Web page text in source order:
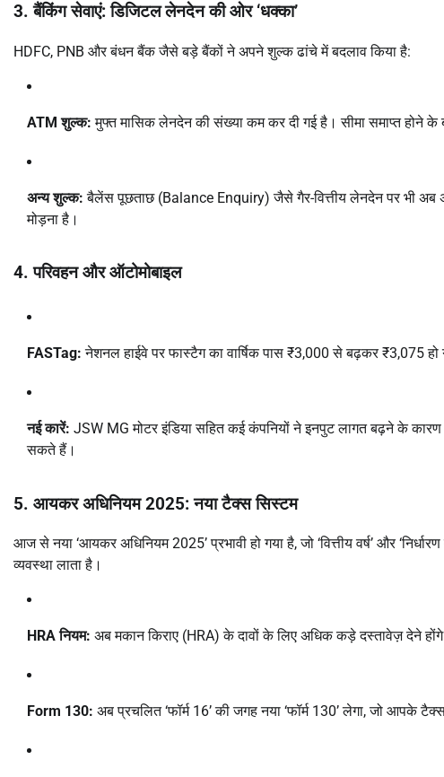
3. बैंकिंग सेवाएं: डिजिटल लेनदेन की ओर ‘धक्का’
HDFC, PNB और बंधन बैंक जैसे बड़े बैंकों ने अपने शुल्क ढांचे में बदलाव किया है:
ATM शुल्क: मुफ्त मासिक लेनदेन की संख्या कम कर दी गई है। सीमा समाप्त होने के
अन्य शुल्क: बैलेंस पूछताछ (Balance Enquiry) जैसे गैर-वित्तीय लेनदेन पर भी अब
मोड़ना है।
4. परिवहन और ऑटोमोबाइल
FASTag: नेशनल हाईवे पर फास्टैग का वार्षिक पास ₹3,000 से बढ़कर ₹3,075 हो
नई कारें: JSW MG मोटर इंडिया सहित कई कंपनियों ने इनपुट लागत बढ़ने के कारण
सकते हैं।
5. आयकर अधिनियम 2025: नया टैक्स सिस्टम
आज से नया ‘आयकर अधिनियम 2025’ प्रभावी हो गया है, जो ‘वित्तीय वर्ष’ और
व्यवस्था लाता है।
HRA नियम: अब मकान किराए (HRA) के दावों के लिए अधिक कड़े दस्तावेज़ देने
Form 130: अब प्रचलित ‘फॉर्म 16’ की जगह नया ‘फॉर्म 130’ लेगा, जो आपके